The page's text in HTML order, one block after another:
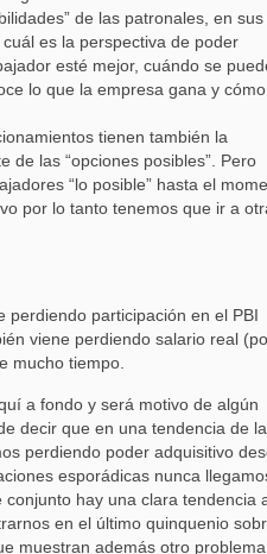
de las patronales, en sus
es la perspectiva de poder
esté mejor, cuándo se
lo que la empresa gana y cómo
tienen también la
de las “opciones posibles”. Pero
“lo posible” hasta el
por lo tanto tenemos que ir a
perdiendo participación en el PBI
viene perdiendo salario real
mucho tiempo.
a fondo y será motivo de algún
decir que en una tendencia de
perdiendo poder adquisitivo
esporádicas nunca
hay una clara tendencia
en el último quinquenio
muestran además otro problema